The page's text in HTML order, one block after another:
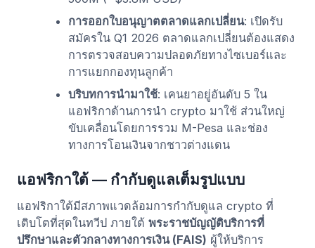
การออกใบอนุญาตตลาดแลกเปลี่ยน: เปิดรับ
สมัครใน Q1 2026 ตลาดแลกเปลี่ยนต้องแสดง
การตรวจสอบความปลอดภัยทางไซเบอร์และ
การแยกกองทุนลูกค้า
บริบทการนำมาใช้: เคนยาอยู่อันดับ 5 ใน
แอฟริกาด้านการนำ crypto มาใช้ ส่วนใหญ่
ขับเคลื่อนโดยการรวม M-Pesa และช่อง
ทางการโอนเงินจากชาวต่างแดน
แอฟริกาใต้ — กำกับดูแลเต็มรูปแบบ
แอฟริกาใต้มีสภาพแวดล้อมการกำกับดูแล crypto ที่
เติบโตที่สุดในทวีป ภายใต้ พระราชบัญญัติบริการที่
ปรึกษาและตัวกลางทางการเงิน (FAIS) ผู้ให้บริการ